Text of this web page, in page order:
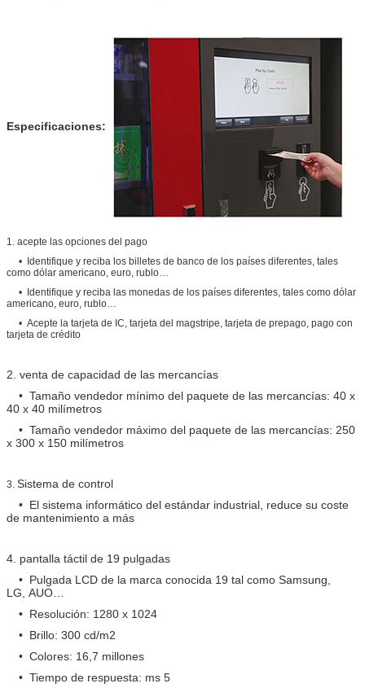
Especificaciones:
1. acepte las opciones del pago
• Identifique y reciba los billetes de banco de los países diferentes, tales
como dólar americano, euro, rublo…
• Identifique y reciba las monedas de los países diferentes, tales como dólar
americano, euro, rublo…
• Acepte la tarjeta de IC, tarjeta del magstripe, tarjeta de prepago, pago con
tarjeta de crédito
2. venta de capacidad de las mercancías
• Tamaño vendedor mínimo del paquete de las mercancías: 40 x
40 x 40 milímetros
• Tamaño vendedor máximo del paquete de las mercancías: 250
x 300 x 150 milímetros
3. Sistema de control
• El sistema informático del estándar industrial, reduce su coste
de mantenimiento a más
4. pantalla táctil de 19 pulgadas
• Pulgada LCD de la marca conocida 19 tal como Samsung,
LG, AUO…
• Resolución: 1280 x 1024
• Brillo: 300 cd/m2
• Colores: 16,7 millones
• Tiempo de respuesta: ms 5